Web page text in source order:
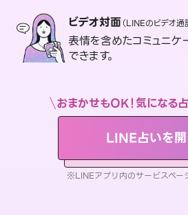
ビデオ対面（LINEのビデオ通
表情を含めたコミュニケ
できます。
おまかせもOK！気になる
LINE占いを
※LINEアプリ内のサービスペー